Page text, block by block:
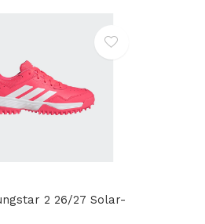
2 26/27 Solar-